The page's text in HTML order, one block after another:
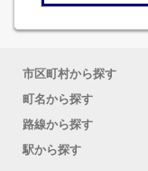
市区町村から探す
町名から探す
路線から探す
駅から探す